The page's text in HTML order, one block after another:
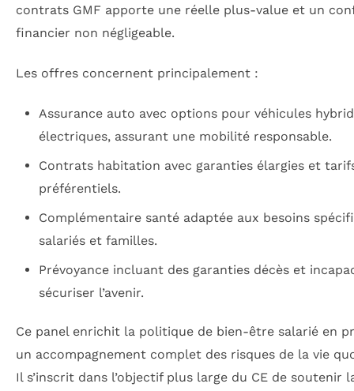
contrats GMF apporte une réelle plus-value et un
financier non négligeable.
Les offres concernent principalement :
Assurance auto avec options pour véhicules
électriques, assurant une mobilité responsable.
Contrats habitation avec garanties élargies et
préférentiels.
Complémentaire santé adaptée aux besoins
salariés et familles.
Prévoyance incluant des garanties décès et
sécuriser l’avenir.
Ce panel enrichit la politique de bien-être salarié en
un accompagnement complet des risques de la vie
Il s’inscrit dans l’objectif plus large du CE de soutenir